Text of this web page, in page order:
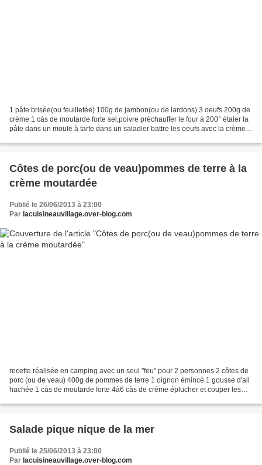
1 pâte brisée(ou feuilletée) 100g de jambon(ou de lardons) 3 oeufs 200g de
crème 1 càs de moutarde forte sel,poivre préchauffer le four à 200° étaler la
pâte dans un moule à tarte dans un saladier battre les oeufs avec la crème
Côtes de porc(ou de veau)pommes de terre à la
crème moutardée
Publié le 26/06/2013 à 23:00
Par lacuisineauvillage.over-blog.com
recette réalisée en camping avec un seul "feu" pour 2 personnes 2 côtes de
porc (ou de veau) 400g de pommes de terre 1 oignon émincé 1 gousse d'ail
hachée 1 càs de moutarde forte 4à6 càs de crème éplucher et couper les
Salade pique nique de la mer
Publié le 25/06/2013 à 23:00
Par lacuisineauvillage.over-blog.com